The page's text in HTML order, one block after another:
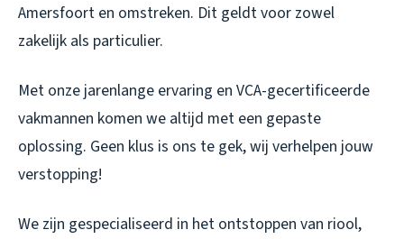
Amersfoort en omstreken. Dit geldt voor zowel
zakelijk als particulier.
Met onze jarenlange ervaring en VCA-gecertificeerde
vakmannen komen we altijd met een gepaste
oplossing. Geen klus is ons te gek, wij verhelpen jouw
verstopping!
We zijn gespecialiseerd in het ontstoppen van riool,